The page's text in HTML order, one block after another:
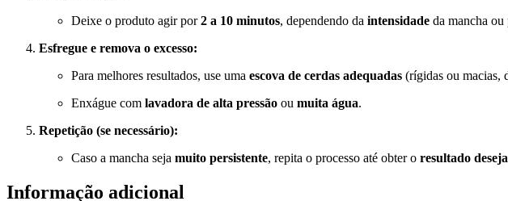
Deixe o produto agir por2 a 10 minutos, dependendo da intensidade da mancha ou
Esfregue e remova o excesso:
Para melhores resultados, use uma escova de cerdas adequadas (rígidas ou macias,
Enxágue com lavadora de alta pressão ou muita água.
Repetição (se necessário):
Caso a mancha seja muito persistente, repita o processo até obter o resultado
Informação adicional